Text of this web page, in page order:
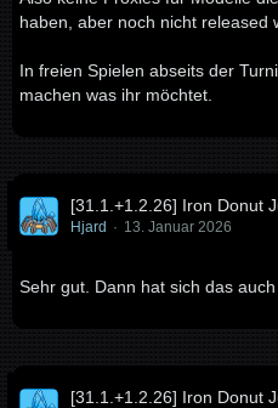
haben, aber noch nicht released
In freien Spielen abseits der
machen was ihr möchtet.
[31.1.+1.2.26] Iron Donut
Hjard 13. Januar 2026
Sehr gut. Dann hat sich das auch
[31.1.+1.2.26] Iron Donut